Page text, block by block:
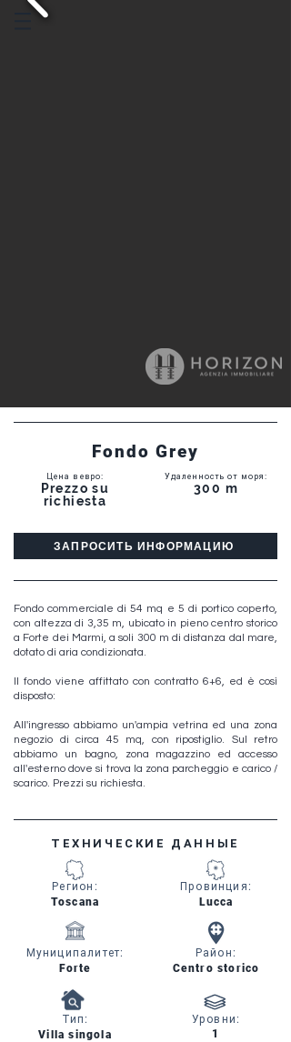
Fondo Grey
Цена в евро:
Prezzo su
richiesta
Удаленность от моря :
300 m
ЗАПРОСИТЬ ИНФОРМАЦИЮ
Fondo commerciale di 54 mq e 5 di portico coperto,
con altezza di 3,35 m, ubicato in pieno centro storico
a Forte dei Marmi, a soli 300 m di distanza dal mare,
dotato di aria condizionata.
Il fondo viene affittato con contratto 6+6, ed è così
disposto:
All'ingresso abbiamo un'ampia vetrina ed una zona
negozio di circa 45 mq, con ripostiglio. Sul retro
abbiamo un bagno, zona magazzino ed accesso
all'esterno dove si trova la zona parcheggio e carico /
scarico. Prezzi su richiesta.
ТЕХНИЧЕСКИЕ ДАННЫЕ
Регион :
Toscana
Lucca
Провинция:
Муниципалитет:
Forte
Район:
Centro storico
Тип:
Villa singola
Уровни:
1